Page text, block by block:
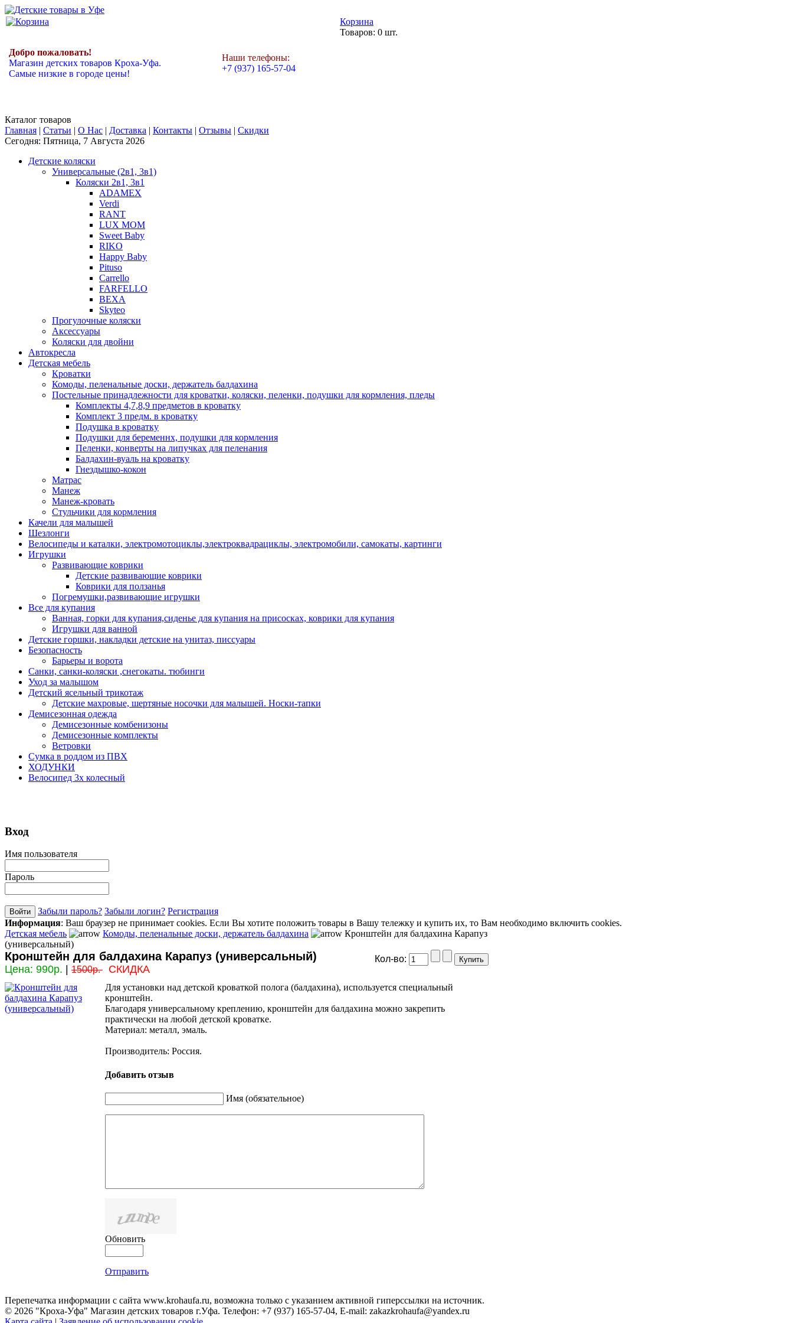
Корзина
Товаров: 0 шт.
Добро пожаловать!
Магазин детских товаров Кроха-Уфа.
Самые низкие в городе цены!
Наши телефоны:
+7 (937) 165-57-04
Каталог товаров
Главная | Статьи | О Нас | Доставка | Контакты | Отзывы | Скидки
Сегодня: Пятница, 7 Августа 2026
Детские коляски
Универсальные (2в1, 3в1)
Коляски 2в1, 3в1
ADAMEX
Verdi
RANT
LUX MOM
Sweet Baby
RIKO
Happy Baby
Pituso
Carrello
FARFELLO
BEXA
Skyteo
Прогулочные коляски
Аксессуары
Коляски для двойни
Автокресла
Детская мебель
Кроватки
Комоды, пеленальные доски, держатель балдахина
Постельные принадлежности для кроватки, коляски, пеленки, подушки для кормления, пледы
Комплекты 4,7,8,9 предметов в кроватку
Комплект 3 предм. в кроватку
Подушка в кроватку
Подушки для беременнх, подушки для кормления
Пеленки, конверты на липучках для пеленания
Балдахин-вуаль на кроватку
Гнездышко-кокон
Матрас
Манеж
Манеж-кровать
Стульчики для кормления
Качели для малышей
Шезлонги
Велосипеды и каталки, электромотоциклы,электроквадрациклы, электромобили, самокаты, картинги
Игрушки
Развивающие коврики
Детские развивающие коврики
Коврики для ползанья
Погремушки,развивающие игрушки
Все для купания
Ванная, горки для купания,сиденье для купания на присосках, коврики для купания
Игрушки для ванной
Детские горшки, накладки детские на унитаз, писсуары
Безопасность
Барьеры и ворота
Санки, санки-коляски ,снегокаты. тюбинги
Уход за малышом
Детский ясельный трикотаж
Детские махровые, шертяные носочки для малышей. Носки-тапки
Демисезонная одежда
Демисезонные комбенизоны
Демисезонные комплекты
Ветровки
Сумка в роддом из ПВХ
ХОДУНКИ
Велосипед 3х колесный
Вход
Имя пользователя
Пароль
Забыли пароль? Забыли логин? Регистрация
Информация: Ваш браузер не принимает cookies. Если Вы хотите положить товары в Вашу тележку и купить их, то Вам необходимо включить cookies.
Детская мебель
Комоды, пеленальные доски, держатель балдахина
Кронштейн для балдахина Карапуз
(универсальный)
Кронштейн для балдахина Карапуз (универсальный)
Цена: 990р. 1500р. СКИДКА
Кол-во:
Для установки над детской кроваткой полога (балдахина), используется специальный
кронштейн.
Благодаря универсальному креплению, кронштейн для балдахина можно закрепить
практически на любой детской кроватке.
Материал: металл, эмаль.
Производитель: Россия.
Добавить отзыв
Имя (обязательное)
Обновить
Отправить
Перепечатка информации с сайта www.krohaufa.ru, возможна только с указанием активной гиперссылки на источник.
© 2026 "Кроха-Уфа" Магазин детских товаров г.Уфа. Телефон: +7 (937) 165-57-04, E-mail: zakazkrohaufa@yandex.ru